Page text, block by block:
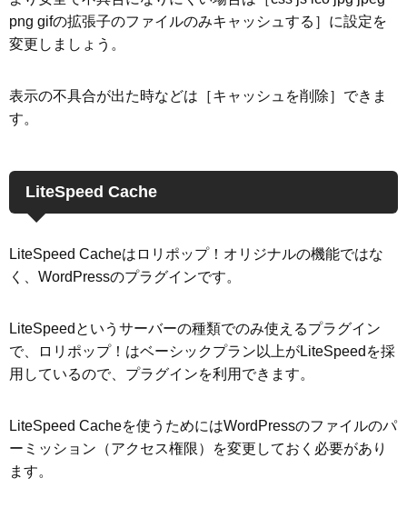
png gifの拡張子のファイルのみキャッシュする］に設定を
変更しましょう。
表示の不具合が出た時などは［キャッシュを削除］できま
す。
LiteSpeed Cache
LiteSpeed Cacheはロリポップ！オリジナルの機能ではな
く、WordPressのプラグインです。
LiteSpeedというサーバーの種類でのみ使えるプラグイン
で、ロリポップ！はベーシックプラン以上がLiteSpeedを採
用しているので、プラグインを利用できます。
LiteSpeed Cacheを使うためにはWordPressのファイルのパ
ーミッション（アクセス権限）を変更しておく必要があり
ます。